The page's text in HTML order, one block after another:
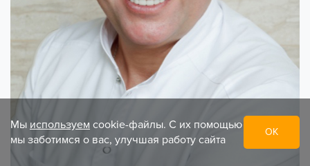
Мы используем cookie-файлы. С их помощью
мы заботимся о вас, улучшая работу сайта
ОК